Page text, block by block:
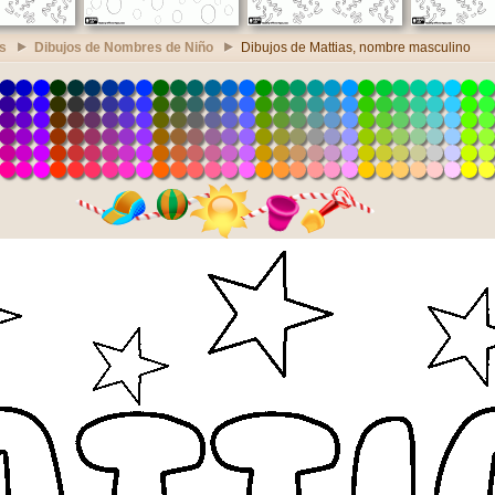
Dibujos de Nombres de Niño Dibujos de Mattias, nombre masculino